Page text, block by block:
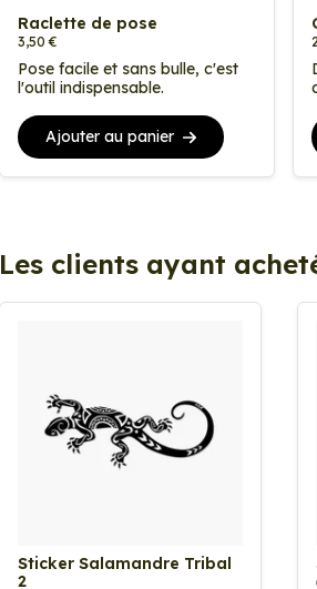
Raclette de pose
3,50 €
Pose facile et sans bulle, c'est
l'outil indispensable.
Ajouter au panier
Les clients ayant
Sticker Salamandre Tribal
2